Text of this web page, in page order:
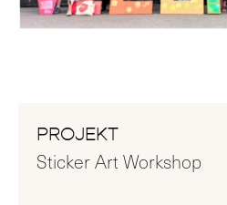
PROJEKT
Sticker Art Workshop